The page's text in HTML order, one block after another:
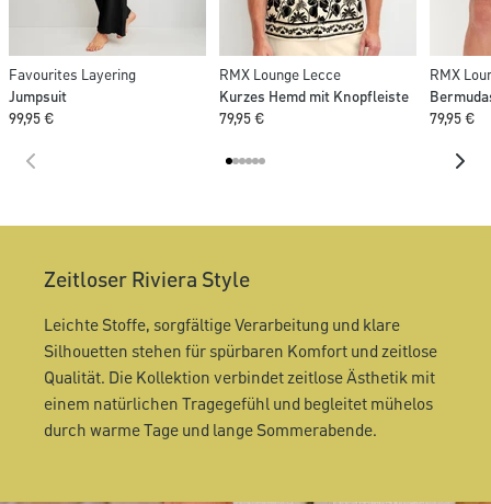
Favourites Layering
Jumpsuit
99,95 €
RMX Lounge Lecce
Kurzes Hemd mit Knopfleiste
79,95 €
RMX
79,95 €
Zeitloser Riviera Style
Leichte Stoffe, sorgfältige Verarbeitung und klare
Silhouetten stehen für spürbaren Komfort und zeitlose
Qualität. Die Kollektion verbindet zeitlose Ästhetik mit
einem natürlichen Tragegefühl und begleitet mühelos
durch warme Tage und lange Sommerabende.